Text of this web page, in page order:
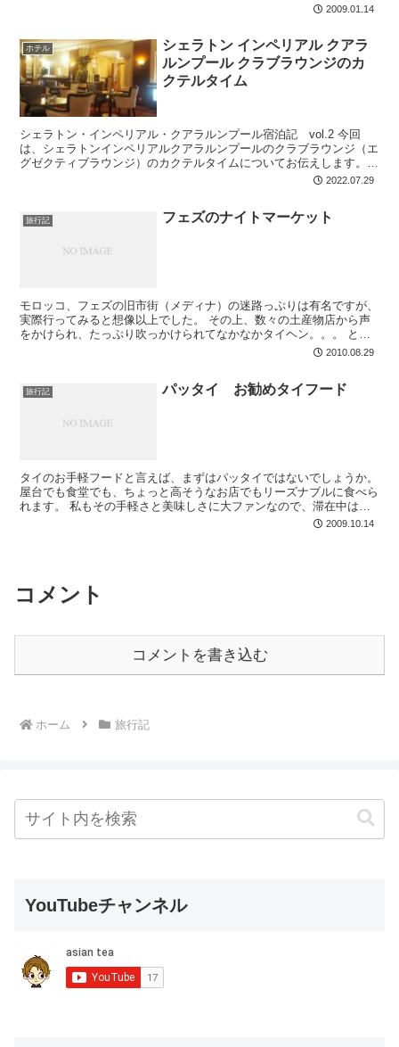
2009.01.14
ホテル
シェラトン インペリアル クアラ
ルンプール クラブラウンジのカ
クテルタイム
シェラトン・インペリアル・クアラルンプール宿泊記 vol.2 今回
は、シェラトンインペリアルクアラルンプールのクラブラウンジ（エ
グゼクティブラウンジ）のカクテルタイムについてお伝えします。
2022.07.29
旅行記 フェズのナイトマーケット
モロッコ、フェズの旧市街（メディナ）の迷路っぷりは有名ですが、
実際行ってみると想像以上でした。 その上、数々の土産物店から声
をかけられ、たっぷり吹っかけられてなかなかタイヘン。。。 とこ
ろが、この迷路も夜行ってみた食品のスークはとっても魅力...2010.08.29
旅行記 パッタイ お勧めタイフード
タイのお手軽フードと言えば、まずはパッタイではないでしょうか。
屋台でも食堂でも、ちょっと高そうなお店でもリーズナブルに食べら
れます。 私もその手軽さと美味しさに大ファンなので、滞在中は何
度もいただきました♪ まずは友人の「屋台料理を食べた...
2009.10.14
コメント
コメントを書き込む
ホーム 旅行記
YouTubeチャンネル